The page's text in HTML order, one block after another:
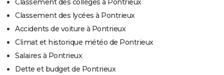
Classement des collèges à Pontrieux
Classement des lycées à Pontrieux
Accidents de voiture à Pontrieux
Climat et historique météo de Pontrieux
Salaires à Pontrieux
Dette et budget de Pontrieux